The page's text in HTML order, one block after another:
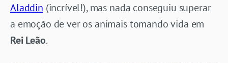
Aladdin (incrível!), mas nada conseguiu superar
a emoção de ver os animais tomando vida em
Rei Leão.